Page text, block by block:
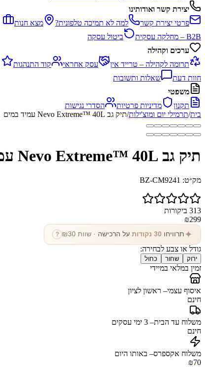
יצירת קשר ואודותינו
פרטי יצירת קשר
למה לא תמיכה טלפונית?
מצא חנות
B2B – מחלקה עסקית
ביטול עסקה
ערכים וקהילה
תרומה לקהילה – טרייד אין
עסק אחראי
קוד התנהגות
חוות דעת
שאלות ותשובות
משפטי
תקנון
מדיניות פרטיות
הסדרי נגישות
בית/תרמילי יום ומוצ'ילות/תיק גב Nevo Extreme™ 40L עמיד במים
תיק גב Nevo Extreme™ 40L עמיד במים
מק״ט: BZ-CM9241
313 ביקורות
₪299
✦ תרוויחו 30 נקודות על הרכישה · שוות ₪ 30
?
גודל או צבע לבחירה:
ירוק שחור כחול
זמין במלאי במיידי
איסוף עצמי– ראשון לציון
חינם
משלוח עד הבית–
3 ימי עסקים
חינם
משלוח אקספרס– באותו היום
₪70